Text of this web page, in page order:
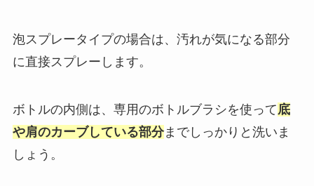
泡スプレータイプの場合は、汚れが気になる部分
に直接スプレーします。
ボトルの内側は、専用のボトルブラシを使って 底
や肩のカーブしている部分までしっかりと洗いま
しょう。